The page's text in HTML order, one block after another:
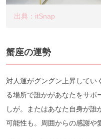
出典：itSnap
蟹座の運勢
対人運がグングン上昇してい
る場所で誰かがあなたをサポ
しが。またはあなた自身が誰
可能性も。周囲からの感謝や